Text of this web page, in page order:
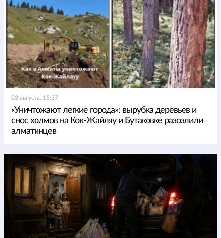
03 августа, 15:37
«Уничтожают легкие города»: вырубка деревьев и
снос холмов на Кок-Жайляу и Бутаковке разозлили
алматинцев